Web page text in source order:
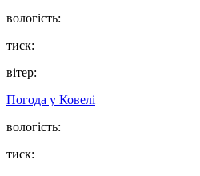
вологість:
тиск:
вітер:
Погода у Ковелі
вологість:
тиск: